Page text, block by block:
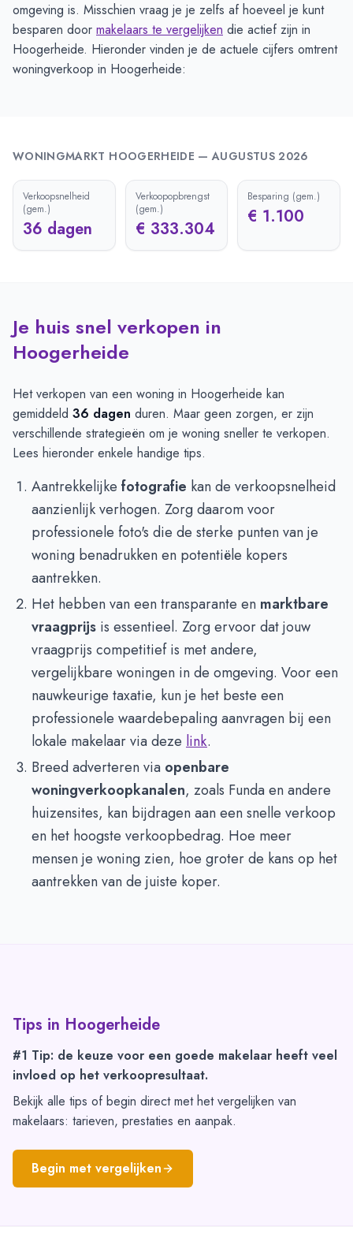
omgeving is. Misschien vraag je je zelfs af hoeveel je kunt
besparen door makelaars te vergelijken die actief zijn in
Hoogerheide. Hieronder vinden je de actuele cijfers omtrent
woningverkoop in Hoogerheide:
WONINGMARKT HOOGERHEIDE —AUGUSTUS 2026
Verkoopsnelheid
(gem.)
36 dagen
Verkoopopbrengst
(gem.)
€ 333.304
Besparing (gem.)
€ 1.100
Je huis snel verkopen in
Hoogerheide
Het verkopen van een woning in Hoogerheide kan
gemiddeld 36 dagen duren. Maar geen zorgen, er zijn
verschillende strategieën om je woning sneller te verkopen.
Lees hieronder enkele handige tips.
Aantrekkelijke fotografie kan de verkoopsnelheid
aanzienlijk verhogen. Zorg daarom voor
professionele foto's die de sterke punten van je
woning benadrukken en potentiële kopers
aantrekken.
Het hebben van een transparante en marktbare
vraagprijs is essentieel. Zorg ervoor dat jouw
vraagprijs competitief is met andere,
vergelijkbare woningen in de omgeving. Voor een
nauwkeurige taxatie, kun je het beste een
professionele waardebepaling aanvragen bij een
lokale makelaar via deze link.
Breed adverteren via openbare
woningverkoopkanalen, zoals Funda en andere
huizensites, kan bijdragen aan een snelle verkoop
en het hoogste verkoopbedrag. Hoe meer
mensen je woning zien, hoe groter de kans op het
aantrekken van de juiste koper.
Tips in Hoogerheide
#1 Tip: de keuze voor een goede makelaar heeft veel
invloed op het verkoopresultaat.
Bekijk alle tips of begin direct met het vergelijken van
makelaars: tarieven, prestaties en aanpak.
Begin met vergelijken